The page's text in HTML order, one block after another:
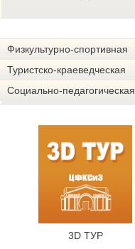
Физкультурно-спортивная
Туристско-краеведческая
Социально-педагогическая
3D ТУР